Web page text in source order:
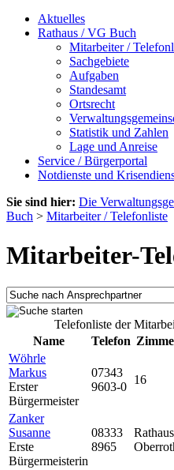
Aktuelles
Rathaus / VG Buch
Mitarbeiter /
Sachgebiete
Aufgaben
Standesamt
Ortsrecht
Statistik und Zahlen
Lage und Anreise
Service / Bürgerportal
Notdienste und
Sie sind hier: Die
Buch > Mitarbeiter / Telefonliste
Mitarbeiter-
Telefonliste der
Name
Telefon
Wöhrle
Markus
Erster
Bürgermeister
07343
9603-0
16
Zanker
Susanne
Erste
Bürgermeisterin
08333
8965
Rathaus